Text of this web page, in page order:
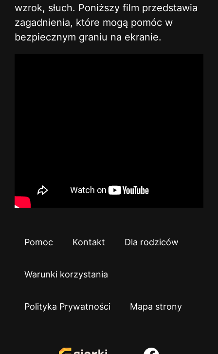
wzrok, słuch. Poniższy film przedstawia
zagadnienia, które mogą pomóc w
bezpiecznym graniu na ekranie.
Pomoc Kontakt Dla rodziców
Warunki korzystania
Polityka Prywatności Mapa strony